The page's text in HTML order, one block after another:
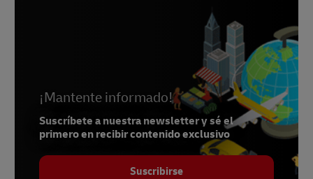
¡Mantente informado!
Suscríbete a nuestra newsletter y sé el
primero en recibir contenido exclusivo
Suscribirse